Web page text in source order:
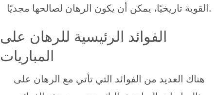
القوية تاريخيًا، يمكن أن يكون الرهان لصالحها مجديًا.
الفوائد الرئيسية للرهان على
المباريات
هناك العديد من الفوائد التي تأتي مع الرهان على